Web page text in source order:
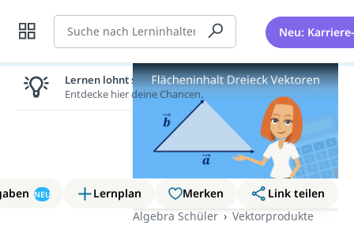
Suche Neu:
NEU Lernplan Merken
Link teilen
Algebra Schüler
Vektorprodukte
Lernen lohnt sich!
Entdecke hier deine Chancen.